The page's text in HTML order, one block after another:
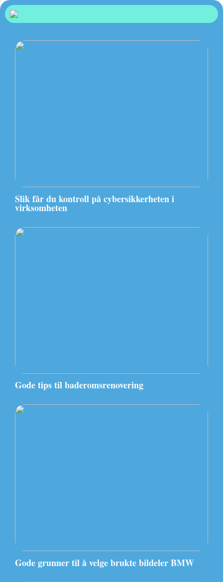
Slik får du kontroll på cybersikkerheten i
virksomheten
Gode tips til baderomsrenovering
Gode grunner til å velge brukte bildeler BMW